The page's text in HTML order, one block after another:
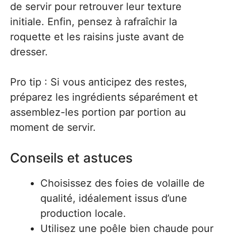
de servir pour retrouver leur texture
initiale. Enfin, pensez à rafraîchir la
roquette et les raisins juste avant de
dresser.
Pro tip : Si vous anticipez des restes,
préparez les ingrédients séparément et
assemblez-les portion par portion au
moment de servir.
Conseils et astuces
Choisissez des foies de volaille de
qualité, idéalement issus d’une
production locale.
Utilisez une poêle bien chaude pour